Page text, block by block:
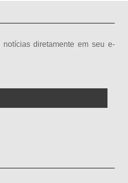
notícias diretamente em seu e-